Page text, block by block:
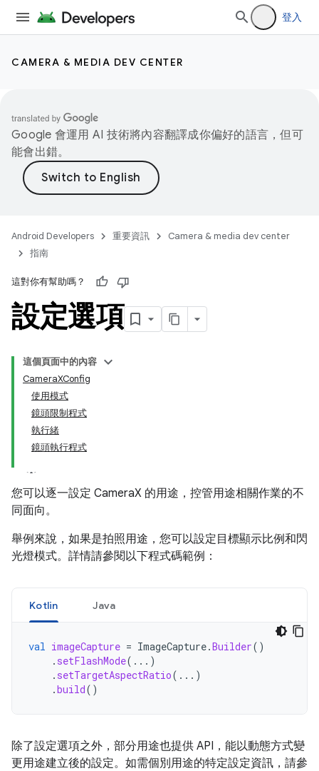
登入
CAMERA & MEDIA DEV CENTER
Google 會運用 AI 技術將內容翻譯成你偏好的語言，但可
能會出錯。
Android Developers 重要資訊
Camera & media dev center
指南
這對你有幫助嗎？
設定選項
這個頁面中的內容
CameraXConfig
使用模式
鏡頭限制程式
執行緒
鏡頭執行程式
您可以逐一設定 CameraX 的用途，控管用途相關作業的不
同面向。
舉例來說，如果是拍照用途，您可以設定目標顯示比例和閃
光燈模式。詳情請參閱以下程式碼範例：
Kotlin Java
val imageCapture = ImageCapture.Builder()
. setFlashMode(...)
. setTargetAspectRatio(...)
.build()
除了設定選項之外，部分用途也提供 API，能以動態方式變
更用途建立後的設定。如需個別用途的特定設定資訊，請參